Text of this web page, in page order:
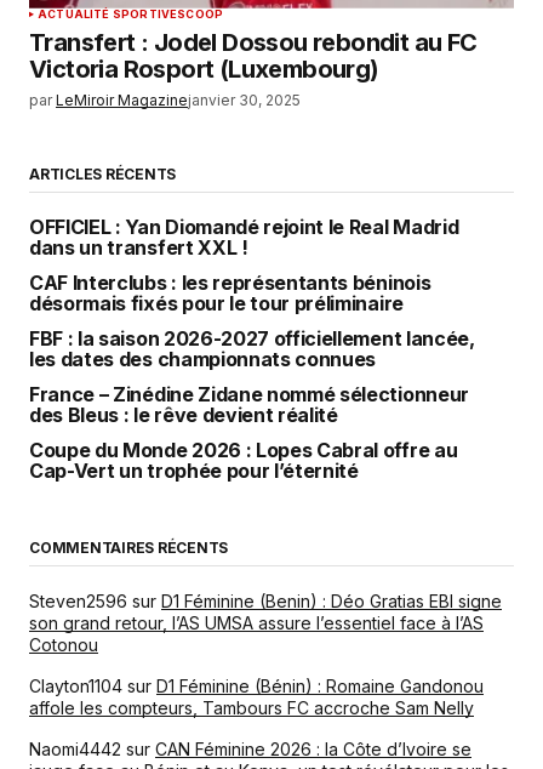
ACTUALITÉ SPORTIVESCOOP
Transfert : Jodel Dossou rebondit au FC
Victoria Rosport (Luxembourg)
par LeMiroir Magazinejanvier 30, 2025
ARTICLES RÉCENTS
OFFICIEL : Yan Diomandé rejoint le Real Madrid
dans un transfert XXL !
CAF Interclubs : les représentants béninois
désormais fixés pour le tour préliminaire
FBF : la saison 2026-2027 officiellement lancée,
les dates des championnats connues
France – Zinédine Zidane nommé sélectionneur
des Bleus : le rêve devient réalité
Coupe du Monde 2026 : Lopes Cabral offre au
Cap-Vert un trophée pour l’éternité
COMMENTAIRES RÉCENTS
Steven2596 sur D1 Féminine (Benin) : Déo Gratias EBI signe
son grand retour, l’AS UMSA assure l’essentiel face à l’AS
Cotonou
Clayton1104 sur D1 Féminine (Bénin) : Romaine Gandonou
affole les compteurs, Tambours FC accroche Sam Nelly
Naomi4442 sur CAN Féminine 2026 : la Côte d’Ivoire se